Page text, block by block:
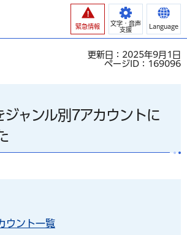
緊急情報
文字・音声
支援
Language
更新日：2025年9月1日
ページID：169096
ジャンル別7アカウントに
ウント一覧